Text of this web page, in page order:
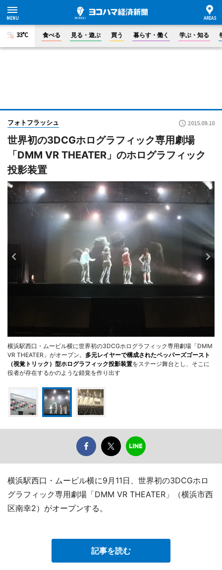
33°C 食べる 見る・遊ぶ 買う 暮らす・働く 学ぶ・知る
フォトフラッシュ 2015.09.10
世界初の3DCGホログラフィック専用劇場
「DMM VR THEATER」のホログラフィック
投影装置
横浜駅西口・ムービル横に世界初の3DCGホログラフィック専用劇場「DMM
VR THEATER」がオープン。 多元レイヤーで構成されたペッパーズゴースト
（視覚トリック）型ホログラフィック投影装置をステージ舞台とし、そこに
役者が存在するかのような錯覚を作り出す
横浜駅西口・ムービル横に9月11日、世界初の3DCGホロ
グラフィック専用劇場「DMM VR THEATER」（横浜市西
区南幸2）がオープンする。
記事を読む